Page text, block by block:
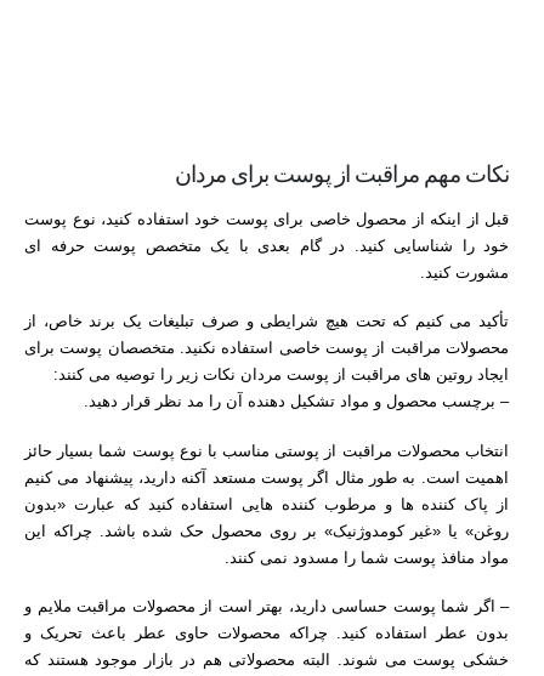
نکات مهم مراقبت از پوست برای مردان
قبل از اینکه از محصول خاصی برای پوست خود استفاده کنید، نوع پوست
خود را شناسایی کنید. در گام بعدی با یک متخصص پوست حرفه ای
مشورت کنید.
تأکید می کنیم که تحت هیچ شرایطی و صرف تبلیغات یک برند خاص، از
محصولات مراقبت از پوست خاصی استفاده نکنید. متخصصان پوست برای
ایجاد روتین های مراقبت از پوست مردان نکات زیر را توصیه می کنند:
– برچسب محصول و مواد تشکیل دهنده آن را مد نظر قرار دهید.
انتخاب محصولات مراقبت از پوستی مناسب با نوع پوست شما بسیار حائز
اهمیت است. به طور مثال اگر پوست مستعد آکنه دارید، پیشنهاد می کنیم
از پاک کننده ها و مرطوب کننده هایی استفاده کنید که عبارت «بدون
روغن» یا «غیر کومدوژنیک» بر روی محصول حک شده باشد. چراکه این
مواد منافذ پوست شما را مسدود نمی کنند.
– اگر شما پوست حساسی دارید، بهتر است از محصولات مراقبت ملایم و
بدون عطر استفاده کنید. چراکه محصولات حاوی عطر باعث تحریک و
خشکی پوست می شوند. البته محصولاتی هم در بازار موجود هستند که